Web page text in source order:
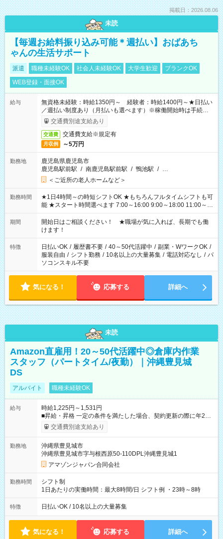
掲載日：2026.08.06
未読
【毎週お給料振り込み可能＊週払い】おばあち
ゃんの生活サポート
派遣 職種未経験OK 社会人未経験OK 大学生歓迎
ブランクOK
WEB登録・面接OK
給与
無資格未経験：時給1350円～ 経験者：時給1400円～★日払い
／週払い制度あり（月払いも選べます）※稼働開始時は手続き完
了次第のお支払いとなります。
交通費別途支給あり
交通費 交通費支給※規定有
月収例 ～5万円
勤務地
鹿児島県鹿児島市
鹿児島駅前駅 / 南鹿児島駅前駅 / 鴨池駅 / …
＜ご近所の老人ホームなど＞
勤務時間
★1日4時間～の時短シフトOK ★もちろんフルタイムシフトも可
能 ★スタート時間選べます 7:00～16:00 9:00～18:00 11:00～
20:00 など 残業なし！ ※Wワークの場合、他のお仕事と合わせ
週40時間超の就業はご案内できません ※法令に基づき、週20時
間以上勤務は社会保険への加入対象となります ※労働者派遣法
（日雇い派遣の原則禁止）により、短時間・短期間の就業はご
案内が難しい場合があります
期間
開始日はご相談ください！ ★職場が気に入れば、長期でも働
けます！
特徴 日払いOK / 履歴書不要 / 40～50代活躍中 / 副業・WワークOK /
服装自由 / シフト勤務 / 10名以上の大量募集 / 電話対応なし / パ
ソコンスキル不要
気になる！ 応募する 詳細へ
未読
Amazon直雇用！20～50代活躍中◎倉庫内作業
スタッフ（パートタイム/夜勤）｜沖縄豊見城
DS
アルバイト 職種未経験OK
給与
時給1,225円～1,531円
■昇給・昇格 一定の条件を満たした場合、契約更新の際に年2回
まで昇給の機会があります。 ■正社員登用制度あり ※月末締/翌
月25日支払い ※時間外手当、別途支給 ※深夜割増賃金 (22:00～
☆Amazon直雇用で安定して働けます！ 【試用期間】試用期間
あり 試用期間の長さ：1週間 雇用形態、給与は本採用時と同じ
です。
交通費別途支給あり
勤務地
沖縄県豊見城市
沖縄県豊見城市字与根西原50-110DPL沖縄豊見城1
アマゾンジャパン合同会社
勤務時間
シフト制
1日あたりの実働時間：最大8時間/日 シフト例 ・23時～8時
特徴 日払いOK / 10名以上の大量募集
気になる！ 応募する 詳細へ